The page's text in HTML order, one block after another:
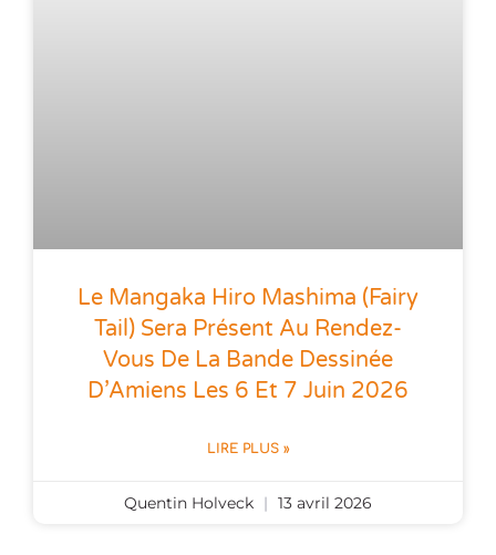
Le Mangaka Hiro Mashima (Fairy
Tail) Sera Présent Au Rendez-
Vous De La Bande Dessinée
D’Amiens Les 6 Et 7 Juin 2026
LIRE PLUS »
Quentin Holveck 13 avril 2026